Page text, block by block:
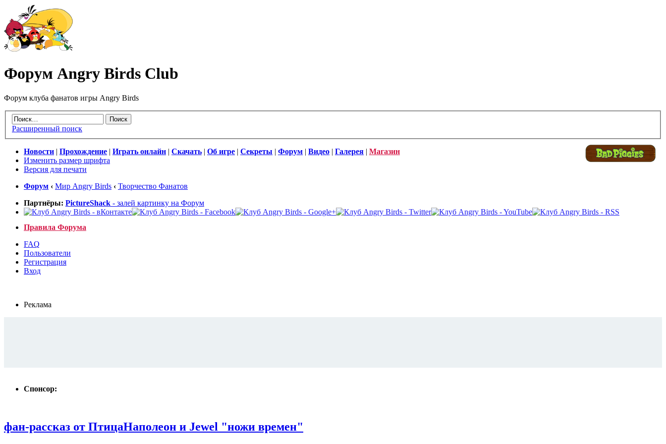
Форум Angry Birds Club
Форум клуба фанатов игры Angry Birds
Расширенный поиск
Новости Прохождение Играть онлайн Скачать Об игре Секреты Форум Видео Галерея
Магазин
Изменить размер шрифта
Версия для печати
Форум ‹ Мир Angry Birds ‹ Творчество Фанатов
Партнёры: PictureShack - залей картинку на Форум
Правила Форума
FAQ
Пользователи
Регистрация
Вход
Реклама
Спонсор:
фан-рассказ от ПтицаНаполеон и Jewel "ножи времен"